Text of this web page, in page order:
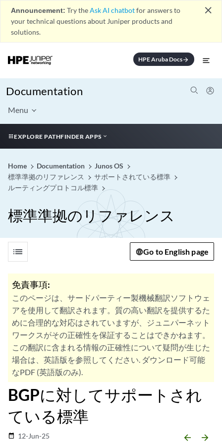
Announcement: Try theAsk AI chatbotfor answers to
your technical questions about Juniper products and
solutions.
close
HPE Aruba Docsarrow_forward
Documentation
Menu
EXPLORE PATHFINDER APPS
Home Documentation
Junos OS
標準準拠のリファレンス
サポートされている標準
ルーティングプロトコル標準
標準準拠のリファレンス
list Go to English page
免責事項:
このページは、サードパーティー製機械翻訳ソフトウェ
アを使用して翻訳されます。質の高い翻訳を提供するた
めに合理的な対応はされていますが、ジュニパーネット
ワークスがその正確性を保証することはできかねます。
この翻訳に含まれる情報の正確性について疑問が生じた
場合は、英語版を参照してください. ダウンロード可能
なPDF (英語版のみ).
BGPに対してサポートされ
ている標準
date_range 12-Jun-25 arrow_backward arrow_forward